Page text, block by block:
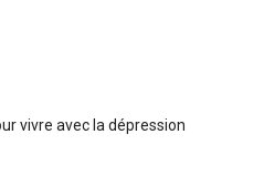
vivre avec la dépression